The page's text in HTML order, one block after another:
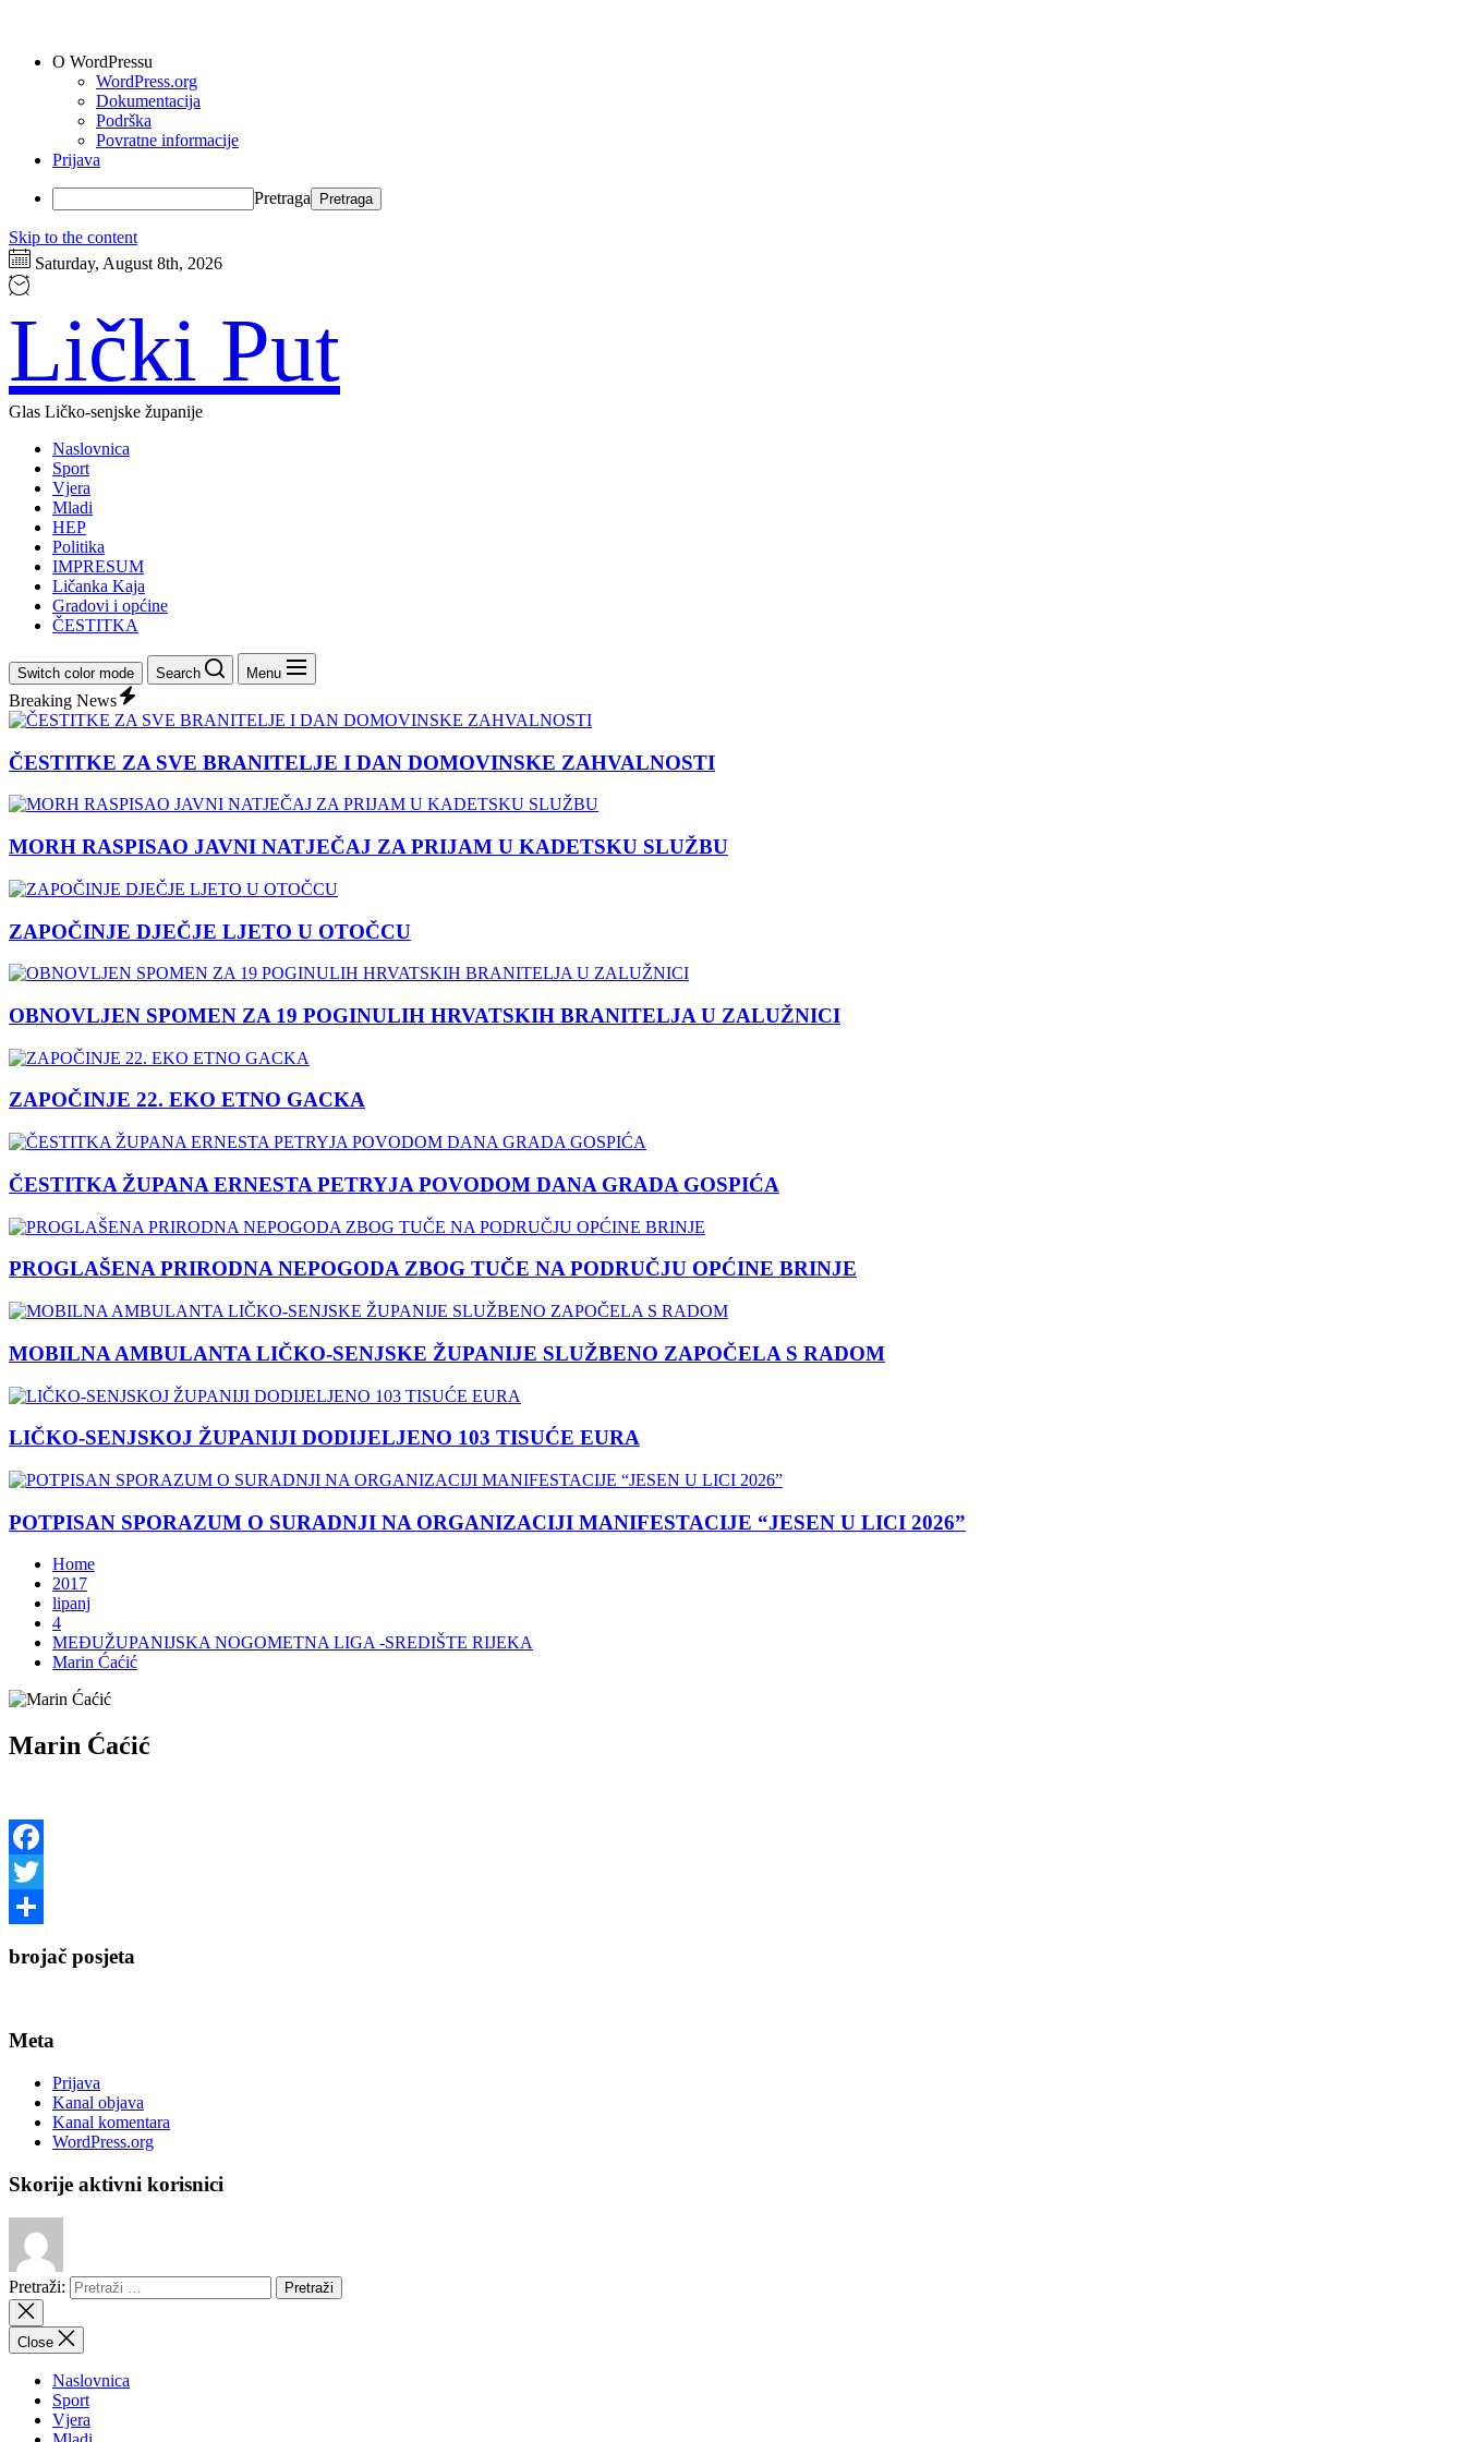
O WordPressu
WordPress.org
Dokumentacija
Podrška
Povratne informacije
Prijava
Pretraga
Skip to the content
Saturday, August 8th, 2026
Lički Put
Glas Ličko-senjske županije
Naslovnica
Sport
Vjera
Mladi
HEP
Politika
IMPRESUM
Ličanka Kaja
Gradovi i općine
ČESTITKA
Switch color mode Search Menu
Breaking News
ČESTITKE ZA SVE BRANITELJE I DAN DOMOVINSKE ZAHVALNOSTI
MORH RASPISAO JAVNI NATJEČAJ ZA PRIJAM U KADETSKU SLUŽBU
ZAPOČINJE DJEČJE LJETO U OTOČCU
OBNOVLJEN SPOMEN ZA 19 POGINULIH HRVATSKIH BRANITELJA U ZALUŽNICI
ZAPOČINJE 22. EKO ETNO GACKA
ČESTITKA ŽUPANA ERNESTA PETRYJA POVODOM DANA GRADA GOSPIĆA
PROGLAŠENA PRIRODNA NEPOGODA ZBOG TUČE NA PODRUČJU OPĆINE BRINJE
MOBILNA AMBULANTA LIČKO-SENJSKE ŽUPANIJE SLUŽBENO ZAPOČELA S RADOM
LIČKO-SENJSKOJ ŽUPANIJI DODIJELJENO 103 TISUĆE EURA
POTPISAN SPORAZUM O SURADNJI NA ORGANIZACIJI MANIFESTACIJE “JESEN U LICI 2026”
Home
2017
lipanj
4
MEĐUŽUPANIJSKA NOGOMETNA LIGA -SREDIŠTE RIJEKA
Marin Ćaćić
Marin Ćaćić
Facebook
Twitter
brojač posjeta
Meta
Prijava
Kanal objava
Kanal komentara
WordPress.org
Skorije aktivni korisnici
Pretraži:
Close
Naslovnica
Sport
Vjera